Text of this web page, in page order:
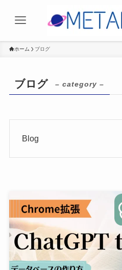
ホーム ブログ
ブログ – category –
Blog